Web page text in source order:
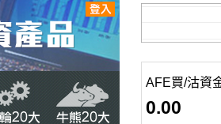
AFE買/沽資
0.00